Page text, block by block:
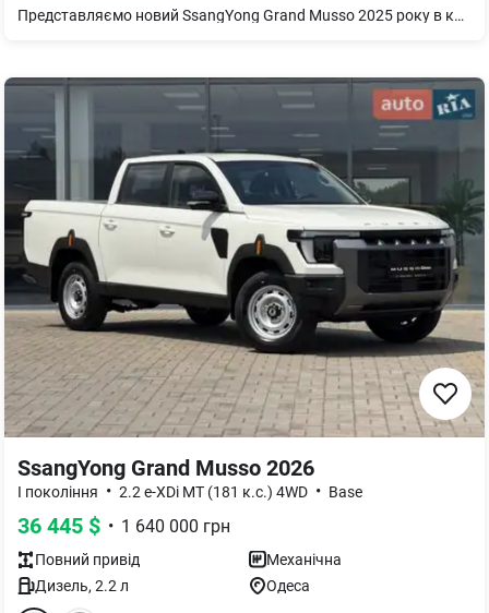
Представляємо новий SsangYong Grand Musso 2025 року в комплектації Base. Цей практичний пікап оснащений потужним дизельним двигуном 2.2D (181 к.с.) та автоматичною коробкою передач, що у поєднанні з повним приводом забезпечує впевненість на будь-якій дорозі.
SsangYong Grand Musso 2026
I покоління • 2.2 e-XDi MT (181 к.с.) 4WD • Base
36 445 $ • 1 640 000 грн
Повний привід
Механічна
Дизель, 2.2 л Одеса